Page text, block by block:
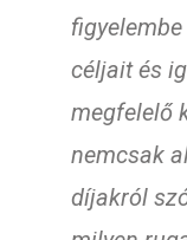
céljait és
megfelelő
nemcsak
díjakról